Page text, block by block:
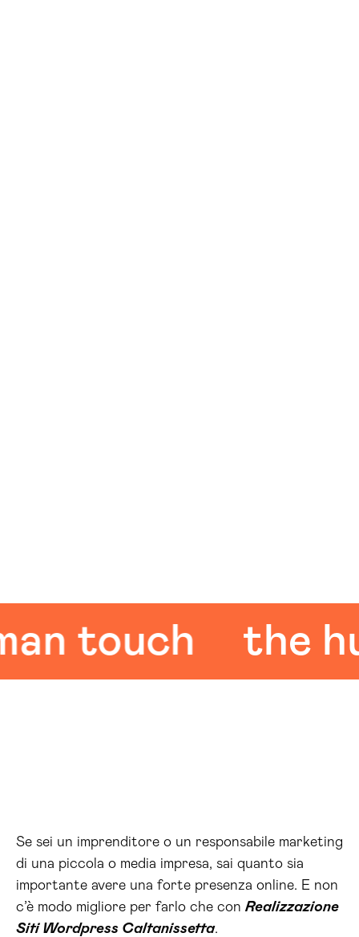
touch the
Se sei un imprenditore o un responsabile marketing
di una piccola o media impresa, sai quanto sia
importante avere una forte presenza online. E non
c’è modo migliore per farlo che con Realizzazione
Siti Wordpress Caltanissetta.